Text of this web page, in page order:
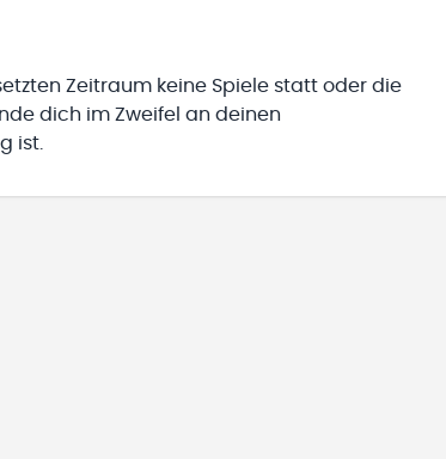
Zeitraum keine Spiele statt oder die
dich im Zweifel an deinen
ist.